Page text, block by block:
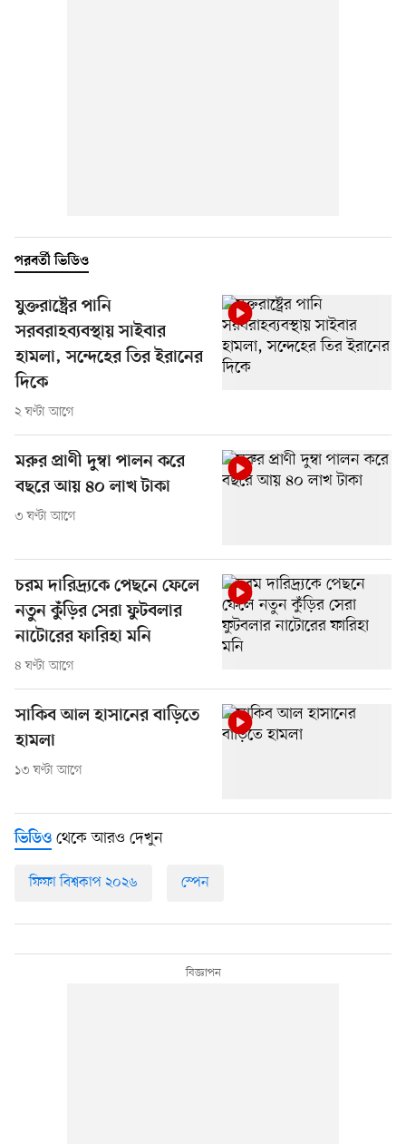
পরবর্তী ভিডিও
যুক্তরাষ্ট্রের পানি
সরবরাহব্যবস্থায় সাইবার
হামলা, সন্দেহের তির ইরানের
দিকে
২ ঘণ্টা আগে
মরুর প্রাণী দুম্বা পালন করে
বছরে আয় ৪০ লাখ টাকা
৩ ঘণ্টা আগে
চরম দারিদ্র্যকে পেছনে ফেলে
নতুন কুঁড়ির সেরা ফুটবলার
নাটোরের ফারিহা মনি
৪ ঘণ্টা আগে
সাকিব আল হাসানের বাড়িতে
হামলা
১৩ ঘণ্টা আগে
ভিডিও থেকে আরও দেখুন
ফিফা বিশ্বকাপ ২০২৬ স্পেন